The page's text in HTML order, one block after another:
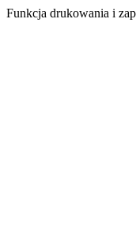
Funkcja drukowania i